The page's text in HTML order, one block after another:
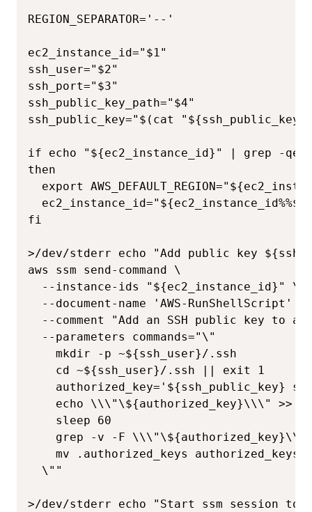
REGION_SEPARATOR='--'
ec2_instance_id="$1"
ssh_user="$2"
ssh_port="$3"
ssh_public_key_path="$4"
ssh_public_key="$(cat
if echo "${ec2_instance_id}" | grep -qe
then
export
fi
>/dev/stderr echo "Add public key
aws ssm send-command \
  --instance-ids "${ec2_instance_id}" \
  --document-name 'AWS-RunShellScript' \
--comment "Add an SSH public key to
  --parameters commands="\"
    mkdir -p ~${ssh_user}/.ssh
    cd ~${ssh_user}/.ssh || exit 1
authorized_key='${ssh_public_key}
echo \\\"\${authorized_key}\\\" >>
    sleep 60
grep -v -F
    mv .authorized_keys authorized_keys
  \""
>/dev/stderr echo "Start ssm session to